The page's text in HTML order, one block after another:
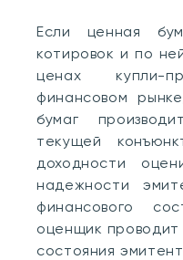
Если ценная
котировок и по
ценах купли-
финансовом
бумаг
текущей
доходности
надежности
финансового
оценщик проводит
состояния